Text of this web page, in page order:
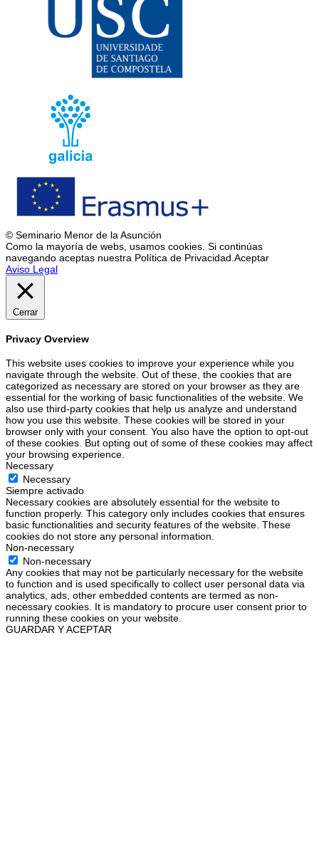
© Seminario Menor de la Asunción
Como la mayoría de webs, usamos cookies. Si continúas
navegando aceptas nuestra Política de Privacidad. Aceptar
Aviso Legal
Cerrar
Privacy Overview
This website uses cookies to improve your experience while you
navigate through the website. Out of these, the cookies that are
categorized as necessary are stored on your browser as they are
essential for the working of basic functionalities of the website. We
also use third-party cookies that help us analyze and understand
how you use this website. These cookies will be stored in your
browser only with your consent. You also have the option to opt-out
of these cookies. But opting out of some of these cookies may affect
your browsing experience.
Necessary
Necessary
Siempre activado
Necessary cookies are absolutely essential for the website to
function properly. This category only includes cookies that ensures
basic functionalities and security features of the website. These
cookies do not store any personal information.
Non-necessary
Non-necessary
Any cookies that may not be particularly necessary for the website
to function and is used specifically to collect user personal data via
analytics, ads, other embedded contents are termed as non-
necessary cookies. It is mandatory to procure user consent prior to
running these cookies on your website.
GUARDAR Y ACEPTAR